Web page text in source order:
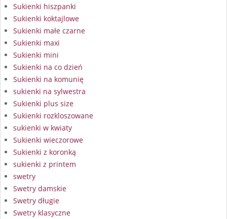
Sukienki hiszpanki
Sukienki koktajlowe
Sukienki małe czarne
Sukienki maxi
Sukienki mini
Sukienki na co dzień
Sukienki na komunię
sukienki na sylwestra
Sukienki plus size
Sukienki rozkloszowane
sukienki w kwiaty
Sukienki wieczorowe
Sukienki z koronką
sukienki z printem
swetry
Swetry damskie
Swetry długie
Swetry klasyczne